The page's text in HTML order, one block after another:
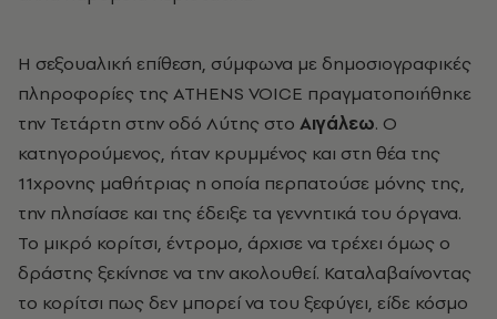
Η σεξουαλική επίθεση, σύμφωνα με δημοσιογραφικές
πληροφορίες της ATHENS VOICE πραγματοποιήθηκε
την Τετάρτη στην οδό Λύτης στο Αιγάλεω. Ο
κατηγορούμενος, ήταν κρυμμένος και στη θέα της
11χρονης μαθήτριας η οποία περπατούσε μόνης της,
την πλησίασε και της έδειξε τα γεννητικά του όργανα.
Το μικρό κορίτσι, έντρομο, άρχισε να τρέχει όμως ο
δράστης ξεκίνησε να την ακολουθεί. Καταλαβαίνοντας
το κορίτσι πως δεν μπορεί να του ξεφύγει, είδε κόσμο